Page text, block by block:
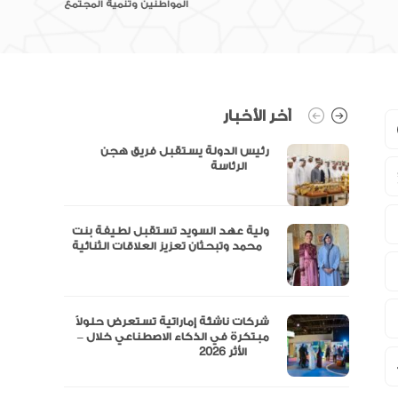
المواطنين وتنمية المجتمع
آخر الأخبار
رئيس الدولة يستقبل فريق هجن
ولية عهد السويد تستقبل لطيفة بنت
شركات ناشئة إماراتية تستعرض حلولاً
مبتكرة في الذكاء الاصطناعي خلال –